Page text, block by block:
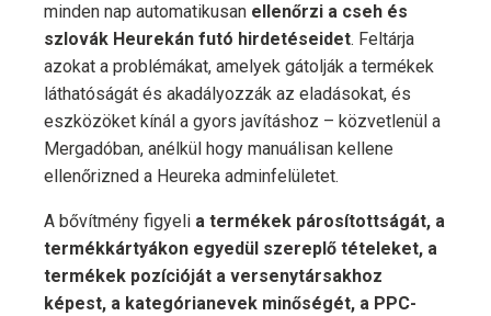
minden nap automatikusan ellenőrzi a cseh és
szlovák Heurekán futó hirdetéseidet. Feltárja
azokat a problémákat, amelyek gátolják a termékek
láthatóságát és akadályozzák az eladásokat, és
eszközöket kínál a gyors javításhoz – közvetlenül a
Mergadóban, anélkül hogy manuálisan kellene
ellenőrizned a Heureka adminfelületet.
A bővítmény figyeli a termékek párosítottságát, a
termékkártyákon egyedül szereplő tételeket, a
termékek pozícióját a versenytársakhoz
képest, a kategórianevek minőségét, a PPC-